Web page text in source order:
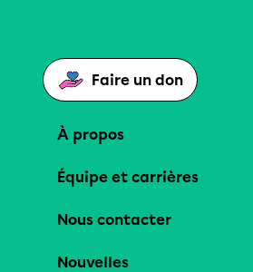
Faire un don
À propos
Équipe et carrières
Nous contacter
Nouvelles